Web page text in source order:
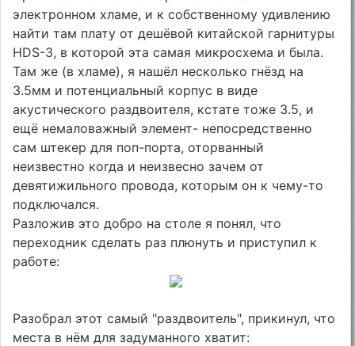
электронном хламе, и к собственному удивлению
найти там плату от дешёвой китайской гарнитуры
HDS-3, в которой эта самая микросхема и была.
Там же (в хламе), я нашёл несколько гнёзд на
3.5мм и потенциальный корпус в виде
акустического раздвоителя, кстате тоже 3.5, и
ещё немаловажный элемент- непосредственно
сам штекер для поп-порта, оторванный
неизвестно когда и неизвесно зачем от
девятижильного провода, которым он к чему-то
подключался.
Разложив это добро на столе я понял, что
переходник сделать раз плюнуть и приступил к
работе:
Разобрал этот самый "раздвоитель", прикинул, что
места в нём для задуманного хватит: